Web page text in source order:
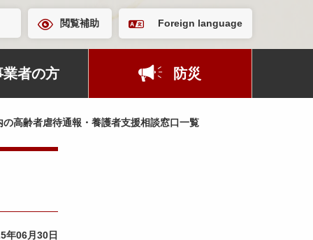
閲覧補助 Foreign language
業者の方 防災
高齢者虐待通報・養護者支援相談窓口一覧
年06月30日